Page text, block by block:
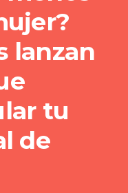
lanzan
tu
de